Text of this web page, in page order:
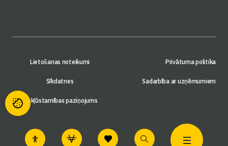
Lietošanas noteikumi Privātuma politika
Sīkdatnes Sadarbība ar uzņēmumiem
Piekļūstamības paziņojums